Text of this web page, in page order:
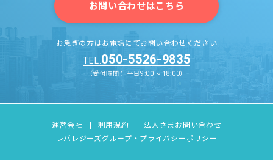
お問い合わせはこちら
お急ぎの方はお電話にてお問い合わせください
TEL.050-5526-9835
（受付時間： 平日9:00 ~ 18:00）
運営会社 利用規約
法人さまお問い合わせ
レバレジーズグループ・プライバシーポリシー